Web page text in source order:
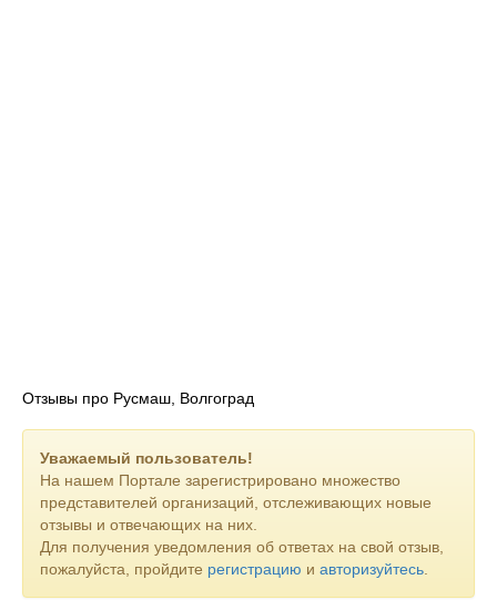
Отзывы про Русмаш, Волгоград
Уважаемый пользователь!
На нашем Портале зарегистрировано множество
представителей организаций, отслеживающих новые
отзывы и отвечающих на них.
Для получения уведомления об ответах на свой отзыв,
пожалуйста, пройдите регистрацию и авторизуйтесь